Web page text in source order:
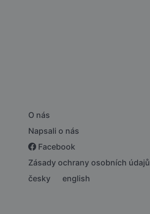
O nás
Napsali o nás
Facebook
Zásady ochrany osobních údajů
česky
english